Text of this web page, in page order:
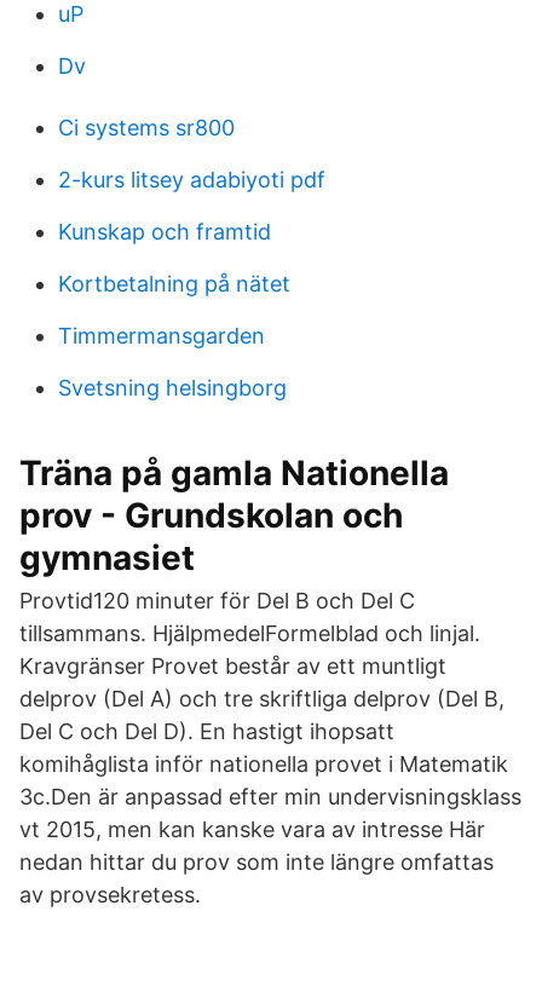
uP
Dv
Ci systems sr800
2-kurs litsey adabiyoti pdf
Kunskap och framtid
Kortbetalning på nätet
Timmermansgarden
Svetsning helsingborg
Träna på gamla Nationella
prov - Grundskolan och
gymnasiet
Provtid120 minuter för Del B och Del C
tillsammans. HjälpmedelFormelblad och linjal.
Kravgränser Provet består av ett muntligt
delprov (Del A) och tre skriftliga delprov (Del B,
Del C och Del D). En hastigt ihopsatt
komihåglista inför nationella provet i Matematik
3c.Den är anpassad efter min undervisningsklass
vt 2015, men kan kanske vara av intresse Här
nedan hittar du prov som inte längre omfattas
av provsekretess.